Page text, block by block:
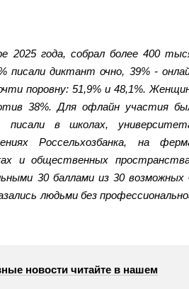
2025 года, собрал более 400
писали диктант очно, 39% -
поровну: 51,9% и 48,1%.
38%. Для офлайн участия
в школах,
Россельхозбанка, на
и общественных
30 баллами из 30
людьми без
новости читайте в нашем